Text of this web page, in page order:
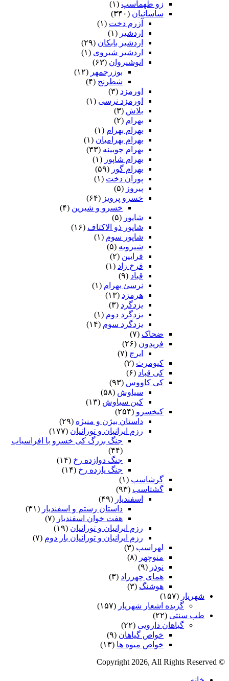
زو طهماسپ‏ (۱)
ساسانیان (۳۴۰)
آزرم دخت (۱)
اردشیر (۱)
اردشیر بابکان (۲۹)
اردشیر شیروی (۱)
انوشیروان (۶۳)
بوزرجمهر (۱۲)
شطرنج (۴)
اورمزد (۳)
اورمزد نرسى‏ (۱)
بلاش (۳)
بهرام (۲)
بهرام بهرام (۱)
بهرام بهرامیان‏ (۱)
بهرام چوبینه (۳۳)
بهرام شاپور (۱)
بهرام گور (۵۹)
پوران دخت (۱)
پیروز (۵)
خسرو پرویز (۶۴)
خسرو و شیرین (۴)
شاپور (۵)
شاپور ذو الاکتاف (۱۶)
شاپور سوم‏ (۱)
شیرویه (۵)
فرایین (۲)
فرخ زاد (۱)
قباد (۹)
نرسئ بهرام‏ (۱)
هرمزد (۱۳)
یزدگرد (۳)
یزدگرد دوم (۱)
یزدگرد سوم (۱۴)
ضحاک (۷)
فریدون (۲۶)
ایرج (۷)
کیومرث (۲)
کی قباد (۶)
کی کاووس (۹۳)
سیاوش (۵۸)
کین سیاوش (۱۳)
کیخسرو (۲۵۴)
داستان بیژن و منیژه (۲۹)
رزم ایرانیان و تورانیان (۱۷۷)
جنگ بزرگ کی خسرو با افراسیاب
(۴۴)
جنگ دوازده رخ (۱۴)
جنگ یازده رخ (۱۴)
گرشاسپ (۱)
گشتاسب (۹۳)
اسفندیار (۴۹)
داستان رستم و اسفندیار (۳۱)
هفت خوان اسفندیار (۷)
رزم ایرانیان و تورانیان (۱۹)
رزم ایرانیان و تورانیان بار دوم (۷)
لهراسب (۳)
منوچهر (۸)
نوذر (۹)
هماى چهرزاد (۳)
هوشنگ (۳)
شهریار (۱۵۷)
گزیده اشعار شهریار (۱۵۷)
طب سنتی (۲۲)
گیاهان دارویی (۲۲)
خواص گیاهان (۹)
خواص میوه ها (۱۳)
© Copyright 2026, All Rights Reserved